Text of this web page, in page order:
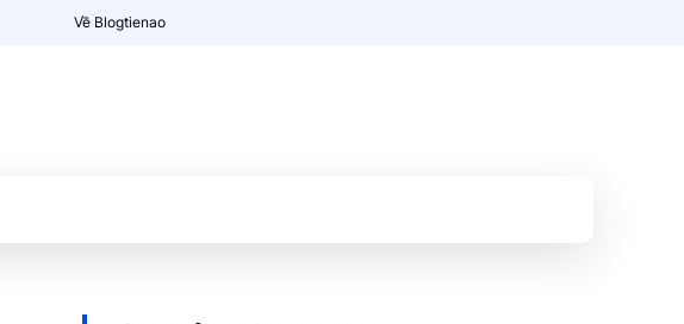
Về Blogtienao